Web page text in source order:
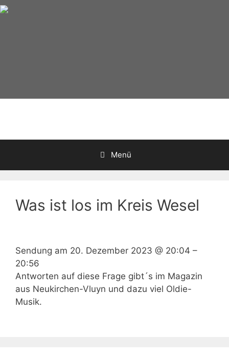
Zum
Menü
Was ist los im Kreis Wesel
Sendung am 20. Dezember 2023 @ 20:04 –
20:56
Antworten auf diese Frage gibt´s im Magazin
aus Neukirchen-Vluyn und dazu viel Oldie-
Musik.